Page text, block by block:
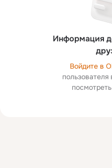
Информация
Войдите в
пользователя